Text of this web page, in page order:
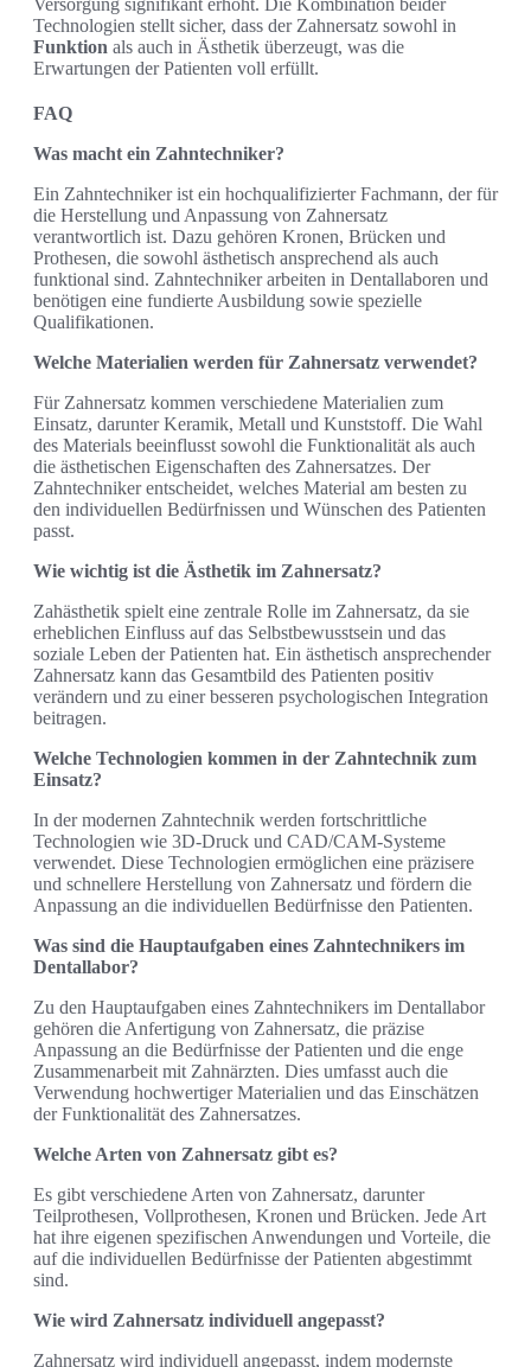
Technologien stellt sicher, dass der Zahnersatz sowohl in
Funktion als auch in Ästhetik überzeugt, was die
Erwartungen der Patienten voll erfüllt.
FAQ
Was macht ein Zahntechniker?
Ein Zahntechniker ist ein hochqualifizierter Fachmann, der für
die Herstellung und Anpassung von Zahnersatz
verantwortlich ist. Dazu gehören Kronen, Brücken und
Prothesen, die sowohl ästhetisch ansprechend als auch
funktional sind. Zahntechniker arbeiten in Dentallaboren und
benötigen eine fundierte Ausbildung sowie spezielle
Qualifikationen.
Welche Materialien werden für Zahnersatz verwendet?
Für Zahnersatz kommen verschiedene Materialien zum
Einsatz, darunter Keramik, Metall und Kunststoff. Die Wahl
des Materials beeinflusst sowohl die Funktionalität als auch
die ästhetischen Eigenschaften des Zahnersatzes. Der
Zahntechniker entscheidet, welches Material am besten zu
den individuellen Bedürfnissen und Wünschen des Patienten
passt.
Wie wichtig ist die Ästhetik im Zahnersatz?
Zahästhetik spielt eine zentrale Rolle im Zahnersatz, da sie
erheblichen Einfluss auf das Selbstbewusstsein und das
soziale Leben der Patienten hat. Ein ästhetisch ansprechender
Zahnersatz kann das Gesamtbild des Patienten positiv
verändern und zu einer besseren psychologischen Integration
beitragen.
Welche Technologien kommen in der Zahntechnik zum
Einsatz?
In der modernen Zahntechnik werden fortschrittliche
Technologien wie 3D-Druck und CAD/CAM-Systeme
verwendet. Diese Technologien ermöglichen eine präzisere
und schnellere Herstellung von Zahnersatz und fördern die
Anpassung an die individuellen Bedürfnisse den Patienten.
Was sind die Hauptaufgaben eines Zahntechnikers im
Dentallabor?
Zu den Hauptaufgaben eines Zahntechnikers im Dentallabor
gehören die Anfertigung von Zahnersatz, die präzise
Anpassung an die Bedürfnisse der Patienten und die enge
Zusammenarbeit mit Zahnärzten. Dies umfasst auch die
Verwendung hochwertiger Materialien und das Einschätzen
der Funktionalität des Zahnersatzes.
Welche Arten von Zahnersatz gibt es?
Es gibt verschiedene Arten von Zahnersatz, darunter
Teilprothesen, Vollprothesen, Kronen und Brücken. Jede Art
hat ihre eigenen spezifischen Anwendungen und Vorteile, die
auf die individuellen Bedürfnisse der Patienten abgestimmt
sind.
Wie wird Zahnersatz individuell angepasst?
Zahnersatz wird individuell angepasst, indem modernste